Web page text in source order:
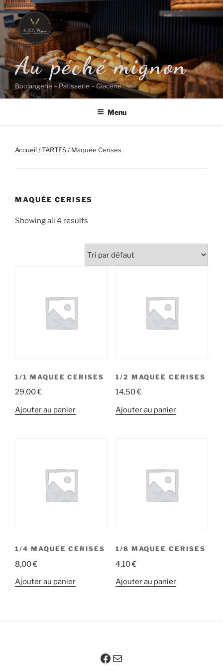
Aller
au
contenu
principal
Au péché mignon
Boulangerie – Patisserie – Glacerie
Menu
Accueil/TARTES/ Maquée Cerises
MAQUÉE CERISES
Showing all 4 results
1/1 MAQUEE CERISES
29,00€
Ajouter au panier
1/2 MAQUEE CERISES
14,50€
Ajouter au panier
1/4 MAQUEE CERISES
8,00€
Ajouter au panier
1/8 MAQUEE CERISES
4,10€
Ajouter au panier
Facebook
Mail